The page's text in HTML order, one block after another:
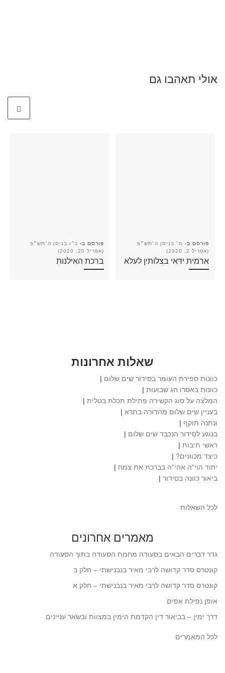
אולי תאהבו גם
פורסם ב- ח׳ בניסן ה׳תש״פ
(אפריל 2, 2020)
ארמית ידאי בצלותין לעלא
פורסם ב- כ״ו בניסן ה׳תש״פ
(אפריל 20, 2020)
ברכת האילנות
שאלות אחרונות
כוונות ספירת העומר בסידור שים שלום |
כוונות באסרו חג שבועות |
המלצה על סוג הקשירה פתילת תכלת בטלית |
בעניין שים שלום מהדורה בתרא |
ונתנה תוקף |
בנוגע לסידור הנכבד שים שלום |
ראשי תיבות |
כיצד מכוונים? |
יחוד הוי"ה אהי"ה בברכת את צמח |
ביאור כוונה בסידור |
לכל השאלות
מאמרים אחרונים
גדר דברים הבאים בסעודה מחמת הסעודה בתוך הסעודה
קונטרס סדר קדושה לרבי מאיר בנבנישתי – חלק ב
קונטרס סדר קדושה לרבי מאיר בנבנישתי – חלק א
אופן נפילת אפים
דרך ימין – בביאור דין הקדמת הימין במצוות ובשאר עניינים
לכל המאמרים